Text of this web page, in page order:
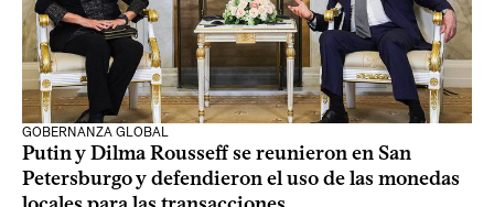
GOBERNANZA GLOBAL
Putin y Dilma Rousseff se reunieron en San
Petersburgo y defendieron el uso de las monedas